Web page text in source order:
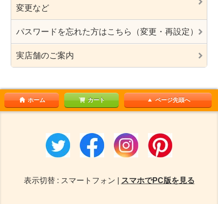
変更など
パスワードを忘れた方はこちら（変更・再設定）
実店舗のご案内
ホーム カート ページ先頭へ
表示切替 : スマートフォン | スマホでPC版を見る